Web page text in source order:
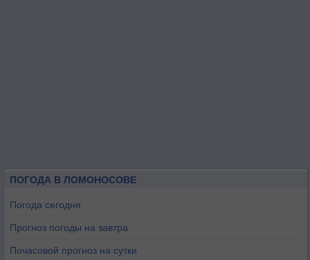
ПОГОДА В ЛОМОНОСОВЕ
Погода сегодня
Прогноз погоды на завтра
Почасовой прогноз на сутки